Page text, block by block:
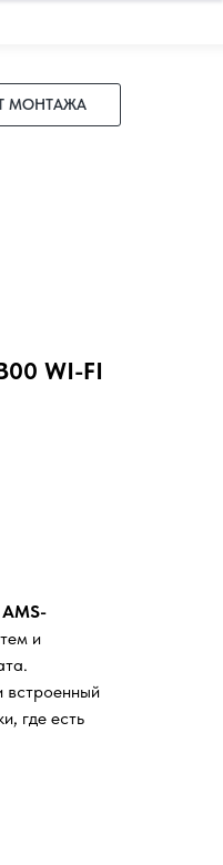
МОНТАЖА
WI-FI
и
встроенный
где есть